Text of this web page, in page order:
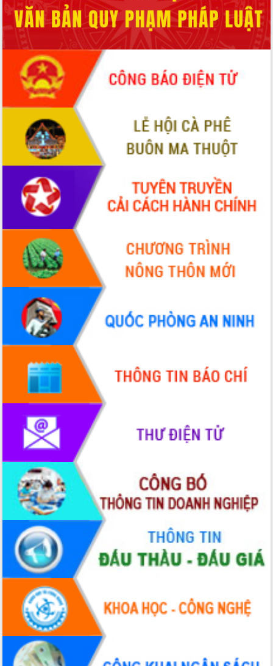
VIDEO
Không có file video nào để phát.
ALBUM ẢNH
LIÊN KẾT WEB